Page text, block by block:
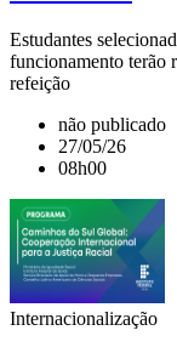
Estudantes
funcionamento terão
refeição
não publicado
27/05/26
08h00
Internacionalização